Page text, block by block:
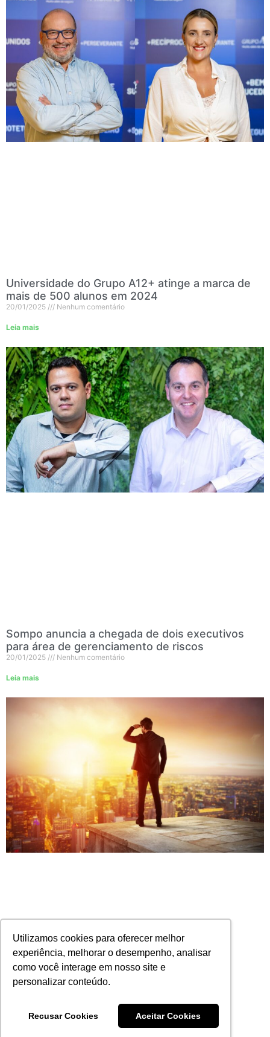
Utilizamos cookies para oferecer melhor
experiência, melhorar o desempenho, analisar
como você interage em nosso site e
personalizar conteúdo.
Recusar Cookies Aceitar Cookies
Universidade do Grupo A12+ atinge a marca de
mais de 500 alunos em 2024
20/01/2025 Nenhum comentário
Leia mais
Sompo anuncia a chegada de dois executivos
para área de gerenciamento de riscos
20/01/2025 Nenhum comentário
Leia mais
20/01/2025 Nenhum comentário